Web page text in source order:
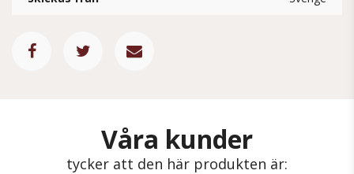
Våra kunder
tycker att den här produkten är: